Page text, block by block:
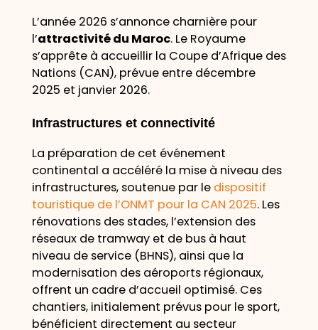
L’année 2026 s’annonce charnière pour
l’attractivité du Maroc. Le Royaume
s’apprête à accueillir la Coupe d’Afrique des
Nations (CAN), prévue entre décembre
2025 et janvier 2026.
Infrastructures et connectivité
La préparation de cet événement
continental a accéléré la mise à niveau des
infrastructures, soutenue par ledispositif
touristique de l’ONMT pour la CAN 2025. Les
rénovations des stades, l’extension des
réseaux de tramway et de bus à haut
niveau de service (BHNS), ainsi que la
modernisation des aéroports régionaux,
offrent un cadre d’accueil optimisé. Ces
chantiers, initialement prévus pour le sport,
bénéficient directement au secteur